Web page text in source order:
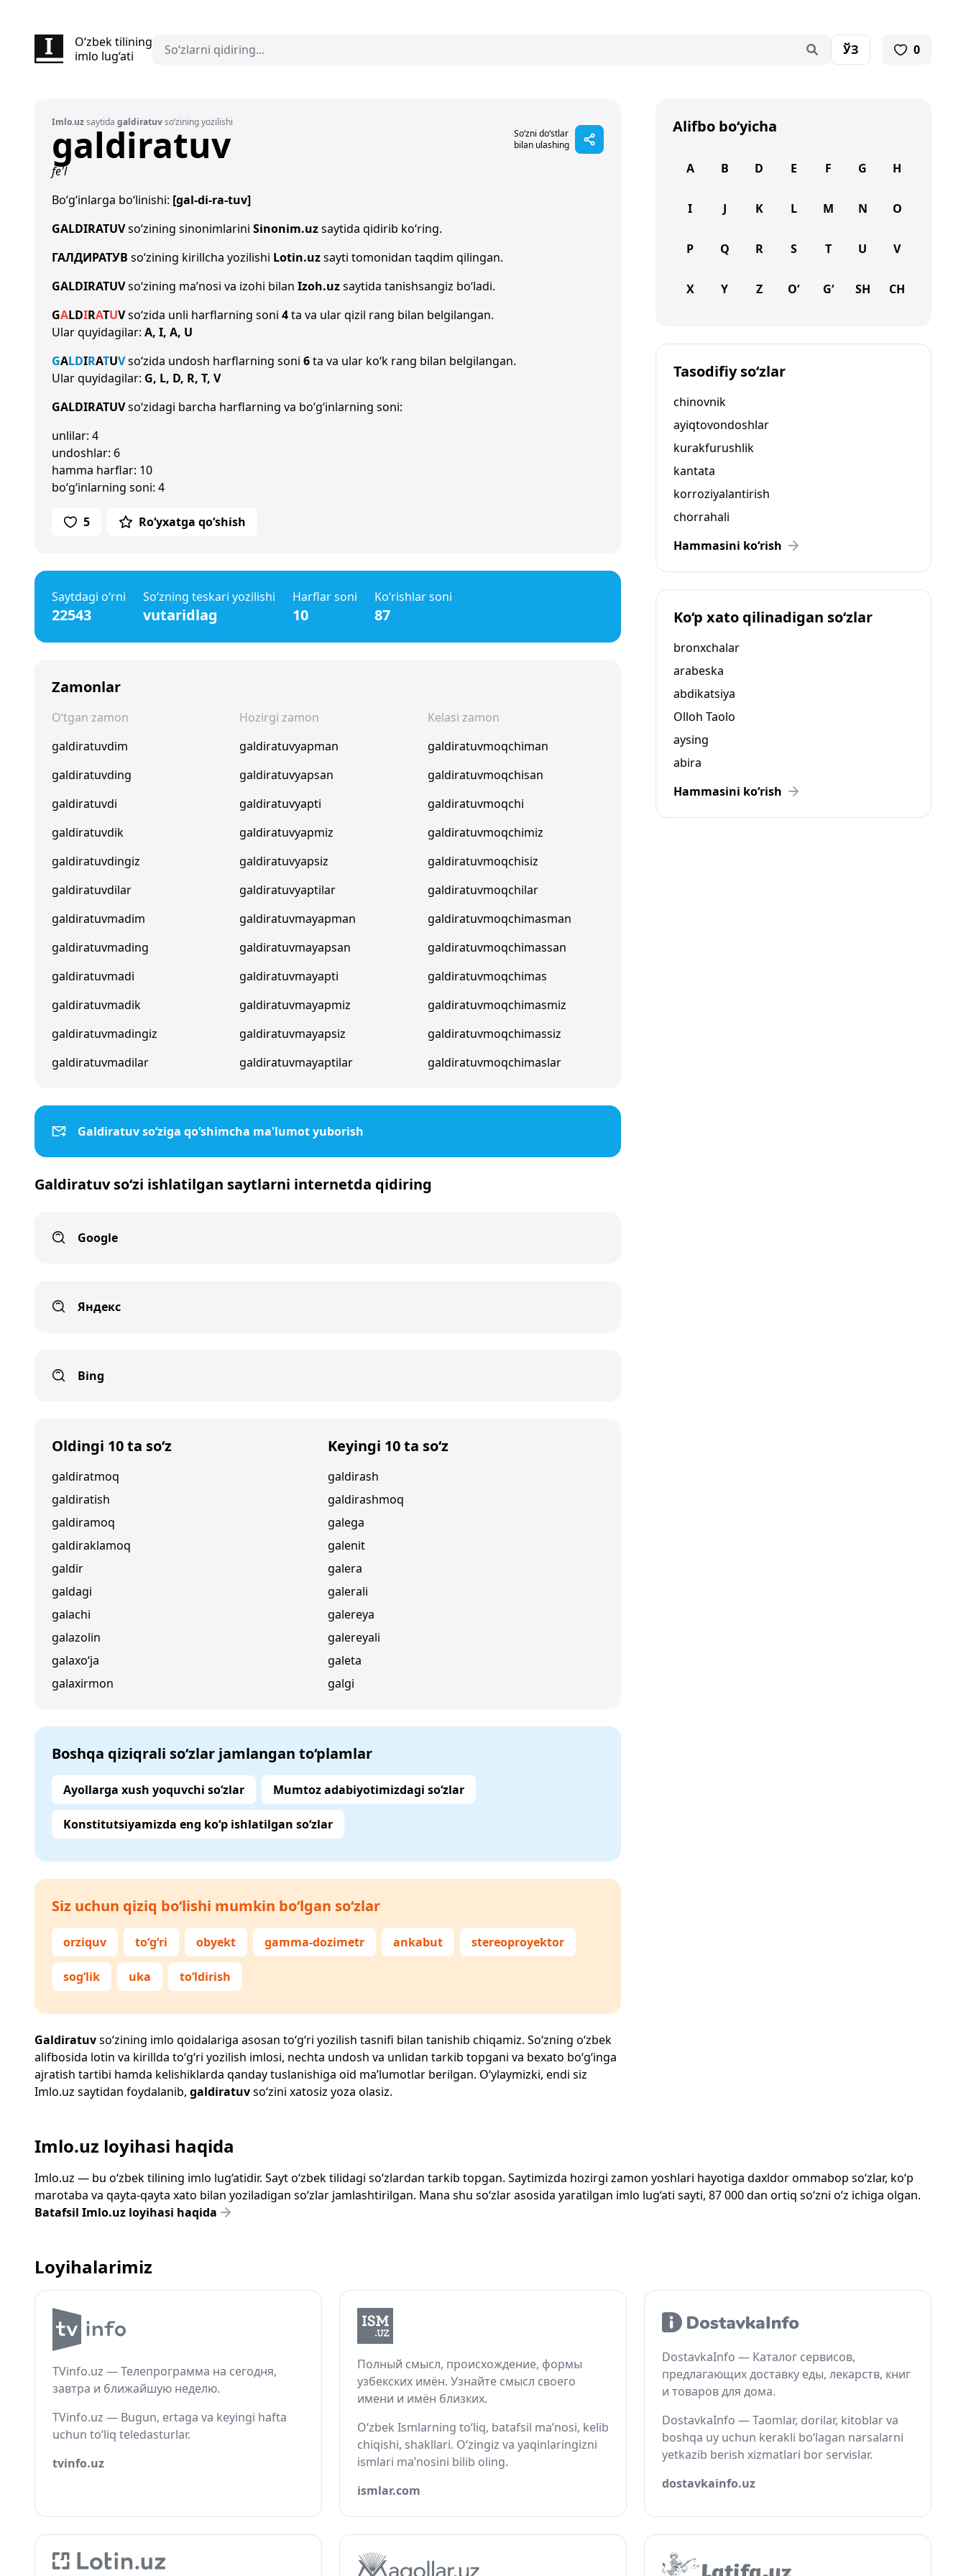
O‘zbek tilining
imlo lug‘ati
ЎЗ 0
Imlo.uzsaytida galdiratuvso‘zining yozilishi
galdiratuv
So‘zni do‘stlar
bilan ulashing
fe'l
Bo‘g‘inlarga bo‘linishi: [gal-di-ra-tuv]
GALDIRATUVso‘zining sinonimlarini Sinonim.uzsaytida qidirib ko‘ring.
ГАЛДИРАТУВ so‘zining kirillcha yozilishi Lotin.uzsayti tomonidan taqdim qilingan.
GALDIRATUVso‘zining ma’nosi va izohi bilan Izoh.uzsaytida tanishsangiz bo‘ladi.
GALDIRATUVso‘zida unli harflarning soni 4ta va ular qizil rang bilan belgilangan.
Ular quyidagilar: A, I, A, U
GALDIRATUVso‘zida undosh harflarning soni 6ta va ular ko‘k rang bilan belgilangan.
Ular quyidagilar: G, L, D, R, T, V
GALDIRATUVso‘zidagi barcha harflarning va bo‘g‘inlarning soni:
unlilar: 4
undoshlar: 6
hamma harflar: 10
bo‘g‘inlarning soni: 4
5 Ro‘yxatga qo‘shish
Saytdagi o‘rni
22543
So‘zning teskari yozilishi
vutaridlag
Harflar soni
10
Ko‘rishlar soni
87
Zamonlar
O‘tgan zamon
galdiratuvdim
galdiratuvding
galdiratuvdi
galdiratuvdik
galdiratuvdingiz
galdiratuvdilar
galdiratuvmadim
galdiratuvmading
galdiratuvmadi
galdiratuvmadik
galdiratuvmadingiz
galdiratuvmadilar
Hozirgi zamon
galdiratuvyapman
galdiratuvyapsan
galdiratuvyapti
galdiratuvyapmiz
galdiratuvyapsiz
galdiratuvyaptilar
galdiratuvmayapman
galdiratuvmayapsan
galdiratuvmayapti
galdiratuvmayapmiz
galdiratuvmayapsiz
galdiratuvmayaptilar
Kelasi zamon
galdiratuvmoqchiman
galdiratuvmoqchisan
galdiratuvmoqchi
galdiratuvmoqchimiz
galdiratuvmoqchisiz
galdiratuvmoqchilar
galdiratuvmoqchimasman
galdiratuvmoqchimassan
galdiratuvmoqchimas
galdiratuvmoqchimasmiz
galdiratuvmoqchimassiz
galdiratuvmoqchimaslar
Galdiratuv so‘ziga qo‘shimcha ma'lumot yuborish
Galdiratuv so‘zi ishlatilgan saytlarni internetda qidiring
Google
Яндекс
Bing
Oldingi 10 ta so‘z
galdiratmoq
galdiratish
galdiramoq
galdiraklamoq
galdir
galdagi
galachi
galazolin
galaxo‘ja
galaxirmon
Keyingi 10 ta so‘z
galdirash
galdirashmoq
galega
galenit
galera
galerali
galereya
galereyali
galeta
galgi
Boshqa qiziqrali so‘zlar jamlangan to‘plamlar
Ayollarga xush yoquvchi so‘zlar Mumtoz adabiyotimizdagi so‘zlar
Konstitutsiyamizda eng ko‘p ishlatilgan so‘zlar
Siz uchun qiziq bo‘lishi mumkin bo‘lgan so‘zlar
orziquv to‘g‘ri obyekt gamma-dozimetr ankabut stereoproyektor
sog‘lik uka to‘ldirish
Galdiratuvso‘zining imlo qoidalariga asosan to‘g‘ri yozilish tasnifi bilan tanishib chiqamiz. So‘zning o‘zbek
alifbosida lotin va kirillda to‘g‘ri yozilish imlosi, nechta undosh va unlidan tarkib topgani va bexato bo‘g‘inga
ajratish tartibi hamda kelishiklarda qanday tuslanishiga oid ma’lumotlar berilgan. O‘ylaymizki, endi siz
Imlo.uz saytidan foydalanib, galdiratuvso‘zini xatosiz yoza olasiz.
Alifbo bo‘yicha
A B D E F G H
I J K L M N O
P Q R S T U V
X Y Z O‘ G‘ SH CH
Tasodifiy so‘zlar
chinovnik
ayiqtovondoshlar
kurakfurushlik
kantata
korroziyalantirish
chorrahali
Hammasini ko‘rish
Ko‘p xato qilinadigan so‘zlar
bronxchalar
arabeska
abdikatsiya
Olloh Taolo
aysing
abira
Hammasini ko‘rish
Imlo.uz loyihasi haqida
Imlo.uz — bu o‘zbek tilining imlo lug‘atidir. Sayt o‘zbek tilidagi so‘zlardan tarkib topgan. Saytimizda hozirgi zamon yoshlari hayotiga daxldor ommabop so‘zlar, ko‘p
marotaba va qayta-qayta xato bilan yoziladigan so‘zlar jamlashtirilgan. Mana shu so‘zlar asosida yaratilgan imlo lug‘ati sayti, 87 000 dan ortiq so‘zni o‘z ichiga olgan.
Batafsil Imlo.uz loyihasi haqida
Loyihalarimiz
TVinfo.uz — Телепрограмма на сегодня,
завтра и ближайшую неделю.
TVinfo.uz — Bugun, ertaga va keyingi hafta
uchun to‘liq teledasturlar.
tvinfo.uz
Полный смысл, происхождение, формы
узбекских имён. Узнайте смысл своего
имени и имён близких.
O‘zbek Ismlarning to‘liq, batafsil ma’nosi, kelib
chiqishi, shakllari. O‘zingiz va yaqinlaringizni
ismlari ma’nosini bilib oling.
ismlar.com
DostavkaInfo — Каталог сервисов,
предлагающих доставку еды, лекарств, книг
и товаров для дома.
DostavkaInfo — Taomlar, dorilar, kitoblar va
boshqa uy uchun kerakli bo‘lagan narsalarni
yetkazib berish xizmatlari bor servislar.
dostavkainfo.uz